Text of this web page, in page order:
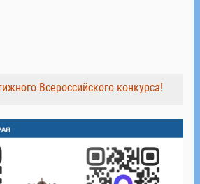
Всероссийского конкурса!